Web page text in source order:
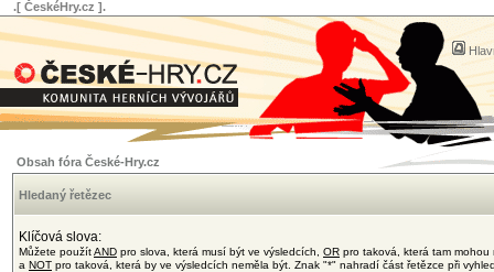
.[ ČeskéHry.cz ].
Obsah fóra České-Hry.cz
Hledaný řetězec
Klíčová slova:
Můžete použítAND pro slova, která musí být ve výsledcích, OR pro taková, která tam mohou
a NOT pro taková, která by ve výsledcích neměla být. Znak "*" nahradí část řetězce při